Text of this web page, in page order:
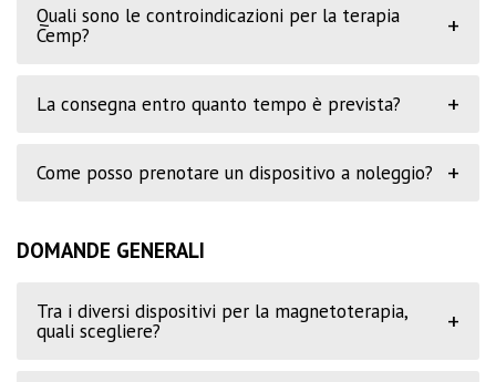
Quali sono le controindicazioni per la terapia
Cemp?
+
La consegna entro quanto tempo è prevista? +
Come posso prenotare un dispositivo a noleggio? +
DOMANDE GENERALI
Tra i diversi dispositivi per la magnetoterapia,
quali scegliere?
+